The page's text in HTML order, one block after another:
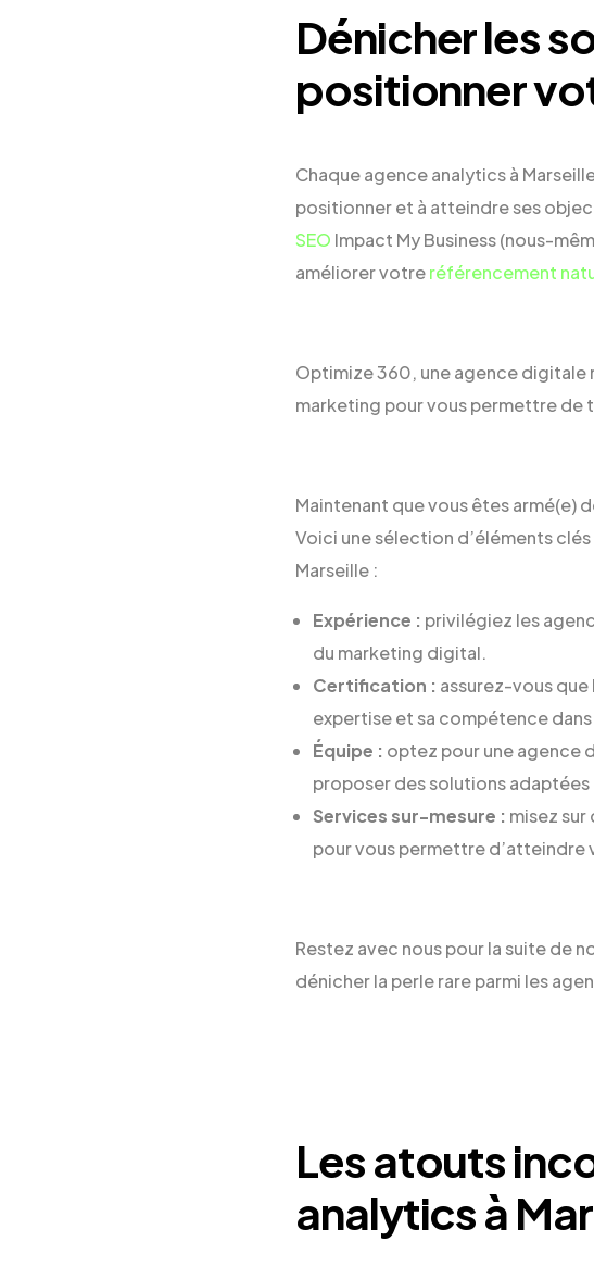
Dénicher les
positionner
Chaque agence analytics à
positionner et à atteindre ses
SEO Impact My Business (nous-
améliorer votreréférencement
Optimize 360, une agence
marketing pour vous permettre de
Maintenant que vous êtes armé(e)
Voici une sélection d’éléments
Marseille :
Expérience : privilégiez les
du marketing digital.
Certification : assurez-vous
expertise et sa compétence
Équipe : optez pour une agence
proposer des solutions adaptées
Services sur-mesure : misez
pour vous permettre
Restez avec nous pour la suite de
dénicher la perle rare parmi les
Les atouts
analytics à